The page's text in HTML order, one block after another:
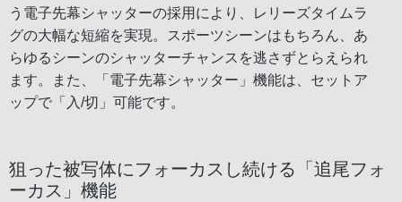
う電子先幕シャッターの採用により、レリーズタイムラ
グの大幅な短縮を実現。スポーツシーンはもちろん、あ
らゆるシーンのシャッターチャンスを逃さずとらえられ
ます。また、「電子先幕シャッター」機能は、セットア
ップで「入/切」可能です。
狙った被写体にフォーカスし続ける「追尾フォ
ーカス」機能